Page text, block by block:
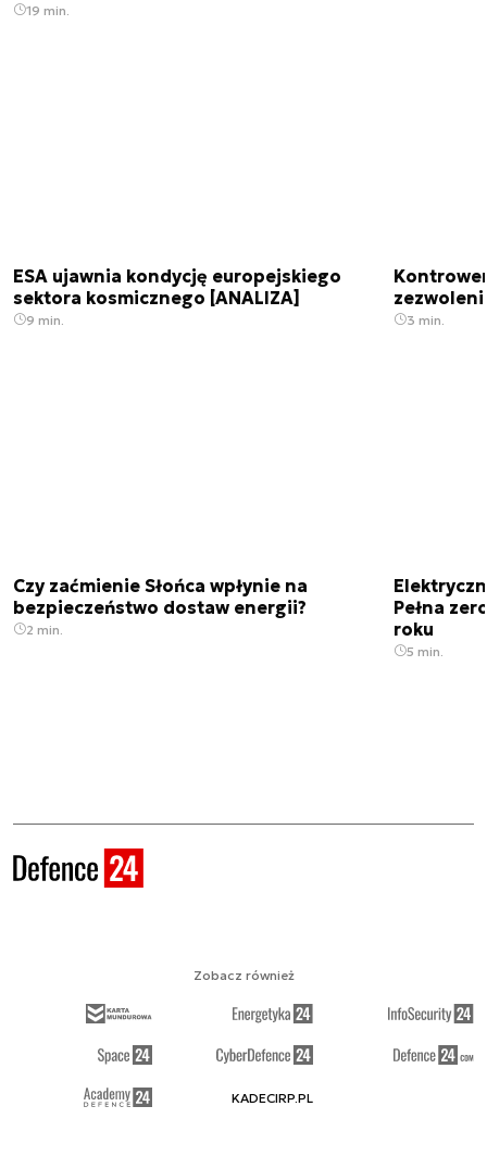
19 min.
ESA ujawnia kondycję europejskiego
sektora kosmicznego [ANALIZA]
9 min. 3 min.
Czy zaćmienie Słońca wpłynie na
bezpieczeństwo dostaw energii?
2 min.
Pełna
roku
5 min.
Zobacz również
KADECIRP.PL